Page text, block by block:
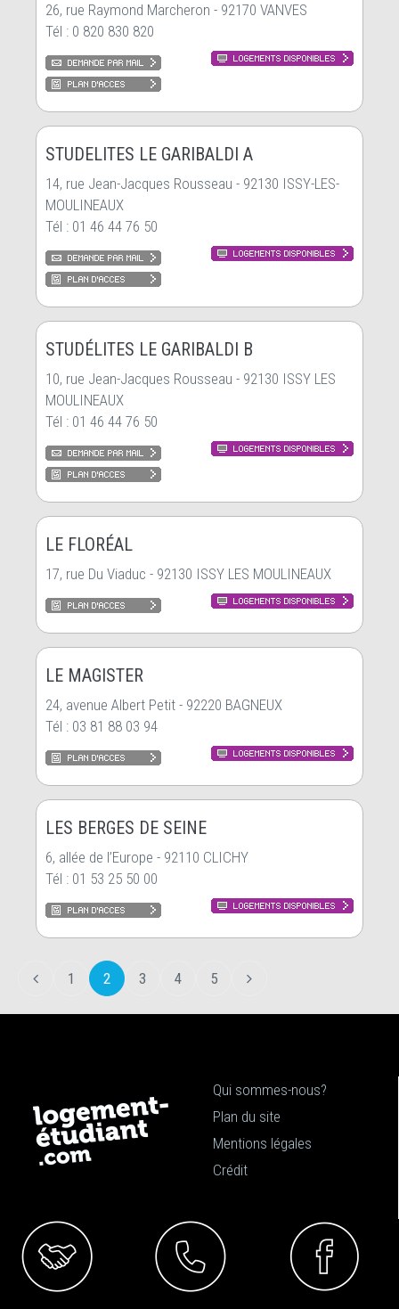
26, rue Raymond Marcheron - 92170 VANVES
Tél : 0 820 830 820
STUDELITES LE GARIBALDI A
14, rue Jean-Jacques Rousseau - 92130 ISSY-LES-
MOULINEAUX
Tél : 01 46 44 76 50
STUDÉLITES LE GARIBALDI B
10, rue Jean-Jacques Rousseau - 92130 ISSY LES
MOULINEAUX
Tél : 01 46 44 76 50
LE FLORÉAL
17, rue Du Viaduc - 92130 ISSY LES MOULINEAUX
LE MAGISTER
24, avenue Albert Petit - 92220 BAGNEUX
Tél : 03 81 88 03 94
LES BERGES DE SEINE
6, allée de l’Europe - 92110 CLICHY
Tél : 01 53 25 50 00
1 2 3 4 5
Qui sommes-nous?
Plan du site
Mentions légales
Crédit